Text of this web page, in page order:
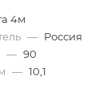
4м
— Россия
— 90
— 10,1